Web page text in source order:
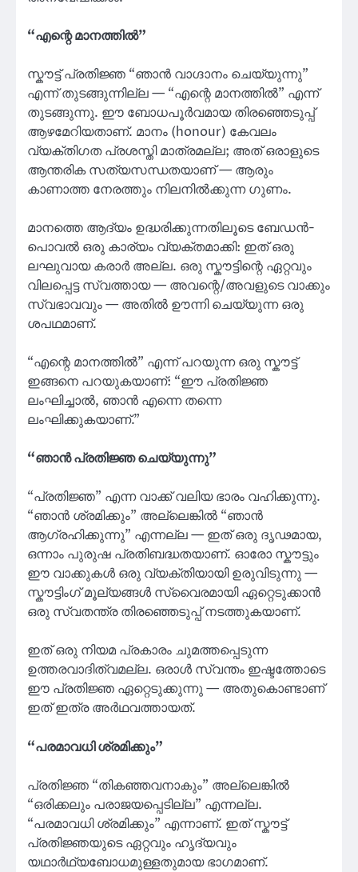
“എന്റെ മാനത്തിൽ”
സ്കൗട്ട് പ്രതിജ്ഞ “ഞാൻ വാഗ്ദാനം ചെയ്യുന്നു”
എന്ന് തുടങ്ങുന്നില്ല — “എന്റെ മാനത്തിൽ” എന്ന്
തുടങ്ങുന്നു. ഈ ബോധപൂർവമായ തിരഞ്ഞെടുപ്പ്
ആഴമേറിയതാണ്. മാനം (honour) കേവലം
വ്യക്തിഗത പ്രശസ്തി മാത്രമല്ല; അത് ഒരാളുടെ
ആന്തരിക സത്യസന്ധതയാണ് — ആരും
കാണാത്ത നേരത്തും നിലനിൽക്കുന്ന ഗുണം.
മാനത്തെ ആദ്യം ഉദ്ധരിക്കുന്നതിലൂടെ ബേഡൻ-
പൊവൽ ഒരു കാര്യം വ്യക്തമാക്കി: ഇത് ഒരു
ലഘുവായ കരാർ അല്ല. ഒരു സ്കൗട്ടിന്റെ ഏറ്റവും
വിലപ്പെട്ട സ്വത്തായ — അവന്റെ/അവളുടെ വാക്കും
സ്വഭാവവും — അതിൽ ഊന്നി ചെയ്യുന്ന ഒരു
ശപഥമാണ്.
“എന്റെ മാനത്തിൽ” എന്ന് പറയുന്ന ഒരു സ്കൗട്ട്
ഇങ്ങനെ പറയുകയാണ്: “ഈ പ്രതിജ്ഞ
ലംഘിച്ചാൽ, ഞാൻ എന്നെ തന്നെ
ലംഘിക്കുകയാണ്.”
“ഞാൻ പ്രതിജ്ഞ ചെയ്യുന്നു”
“പ്രതിജ്ഞ” എന്ന വാക്ക് വലിയ ഭാരം വഹിക്കുന്നു.
“ഞാൻ ശ്രമിക്കും” അല്ലെങ്കിൽ “ഞാൻ
ആഗ്രഹിക്കുന്നു” എന്നല്ല — ഇത് ഒരു ദൃഢമായ,
ഒന്നാം പുരുഷ പ്രതിബദ്ധതയാണ്. ഓരോ സ്കൗട്ടും
ഈ വാക്കുകൾ ഒരു വ്യക്തിയായി ഉരുവിടുന്നു —
സ്കൗട്ടിംഗ് മൂല്യങ്ങൾ സ്വൈരമായി ഏറ്റെടുക്കാൻ
ഒരു സ്വതന്ത്ര തിരഞ്ഞെടുപ്പ് നടത്തുകയാണ്.
ഇത് ഒരു നിയമ പ്രകാരം ചുമത്തപ്പെടുന്ന
ഉത്തരവാദിത്വമല്ല. ഒരാൾ സ്വന്തം ഇഷ്ടത്തോടെ
ഈ പ്രതിജ്ഞ ഏറ്റെടുക്കുന്നു — അതുകൊണ്ടാണ്
ഇത് ഇത്ര അർഥവത്തായത്.
“പരമാവധി ശ്രമിക്കും”
പ്രതിജ്ഞ “തികഞ്ഞവനാകും” അല്ലെങ്കിൽ
“ഒരിക്കലും പരാജയപ്പെടില്ല” എന്നല്ല.
“പരമാവധി ശ്രമിക്കും” എന്നാണ്. ഇത് സ്കൗട്ട്
പ്രതിജ്ഞയുടെ ഏറ്റവും ഹൃദ്യവും
യഥാർഥ്യബോധമുള്ളതുമായ ഭാഗമാണ്.